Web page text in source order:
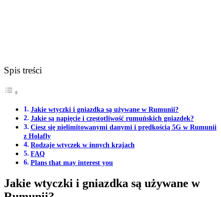
Spis treści
Jakie wtyczki i gniazdka są używane w Rumunii?
Jakie są napięcie i częstotliwość rumuńskich gniazdek?
Ciesz się nielimitowanymi danymi i prędkością 5G w Rumunii
z Holafly
Rodzaje wtyczek w innych krajach
FAQ
Plans that may interest you
Jakie wtyczki i gniazdka są używane w